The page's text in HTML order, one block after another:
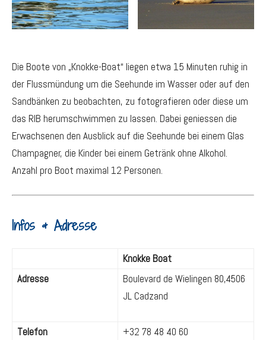
Die Boote von „Knokke-Boat“ liegen etwa 15 Minuten ruhig in
der Flussmündung um die Seehunde im Wasser oder auf den
Sandbänken zu beobachten, zu fotografieren oder diese um
das RIB herumschwimmen zu lassen. Dabei geniessen die
Erwachsenen den Ausblick auf die Seehunde bei einem Glas
Champagner, die Kinder bei einem Getränk ohne Alkohol.
Anzahl pro Boot maximal 12 Personen.
Infos & Adresse
Knokke Boat
Adresse
Boulevard de Wielingen 80,4506
JL Cadzand
Telefon
+32 78 48 40 60